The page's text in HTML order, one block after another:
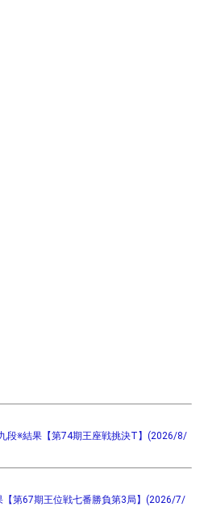
段※結果【第74期王座戦挑決T】(2026/8/
第67期王位戦七番勝負第3局】(2026/7/